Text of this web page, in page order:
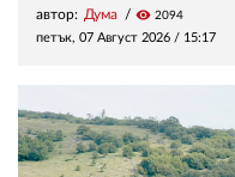
автор: Дума visibility 2094
петък, 07 Август 2026 / 15:17